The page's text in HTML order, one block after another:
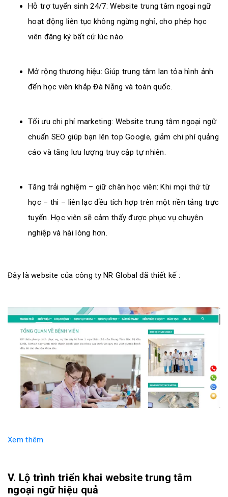
Hỗ trợ tuyển sinh 24/7: Website trung tâm ngoại ngữ
hoạt động liên tục không ngừng nghỉ, cho phép học
viên đăng ký bất cứ lúc nào.
Mở rộng thương hiệu: Giúp trung tâm lan tỏa hình ảnh
đến học viên khắp Đà Nẵng và toàn quốc.
Tối ưu chi phí marketing: Website trung tâm ngoại ngữ
chuẩn SEO giúp bạn lên top Google, giảm chi phí quảng
cáo và tăng lưu lượng truy cập tự nhiên.
Tăng trải nghiệm – giữ chân học viên: Khi mọi thứ từ
học – thi – liên lạc đều tích hợp trên một nền tảng trực
tuyến. Học viên sẽ cảm thấy được phục vụ chuyên
nghiệp và hài lòng hơn.
Đây là website của công ty NR Global đã thiết kế :
Xem thêm.
V. Lộ trình triển khai website trung tâm
ngoại ngữ hiệu quả